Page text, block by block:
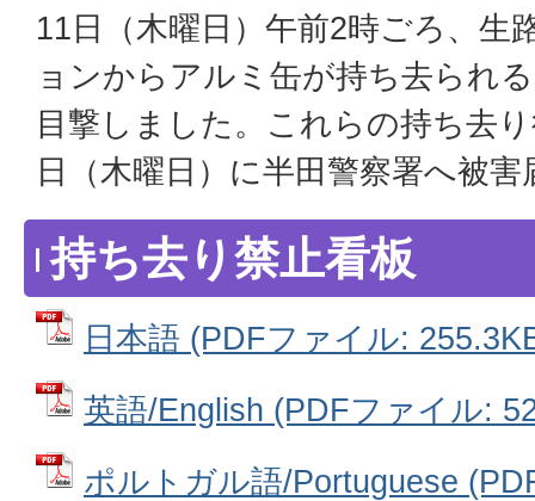
11日（木曜日）午前2時ごろ、生
ョンからアルミ缶が持ち去られ
目撃しました。これらの持ち去
日（木曜日）に半田警察署へ被
持ち去り禁止看板
日本語 (PDFファイル:
英語/English (PDFファイル:
ポルトガル語/Portuguese